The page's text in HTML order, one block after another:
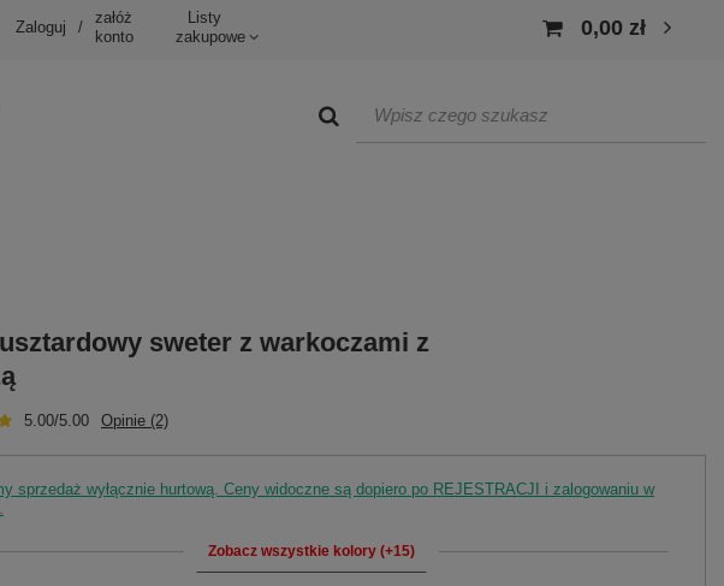
Zaloguj /
załóż
konto
Listy
zakupowe
0,00 zł
sweter z warkoczami z
5.00/5.00 Opinie (2)
sprzedaż wyłącznie hurtową. Ceny widoczne są dopiero po REJESTRACJI i zalogowaniu w
Zobacz wszystkie kolory (+15)